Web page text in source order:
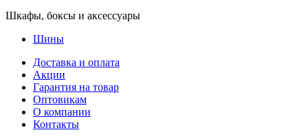
Шкафы, боксы и аксессуары
Шины
Доставка и оплата
Акции
Гарантия на товар
Оптовикам
О компании
Контакты